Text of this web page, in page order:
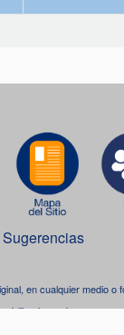
en cualquier medio
al creador.